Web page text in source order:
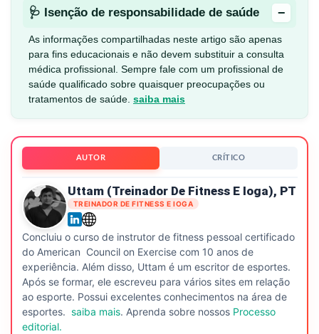
🩺 Isenção de responsabilidade de saúde −
As informações compartilhadas neste artigo são apenas
para fins educacionais e não devem substituir a consulta
médica profissional. Sempre fale com um profissional de
saúde qualificado sobre quaisquer preocupações ou
tratamentos de saúde. saiba mais
AUTOR CRÍTICO
Uttam (treinador De Fitness E Ioga), PT
TREINADOR DE FITNESS E IOGA
Concluiu o curso de instrutor de fitness pessoal certificado
do American Council on Exercise com 10 anos de
experiência. Além disso, Uttam é um escritor de esportes.
Após se formar, ele escreveu para vários sites em relação
ao esporte. Possui excelentes conhecimentos na área de
esportes. saiba mais. Aprenda sobre nossos Processo
editorial.